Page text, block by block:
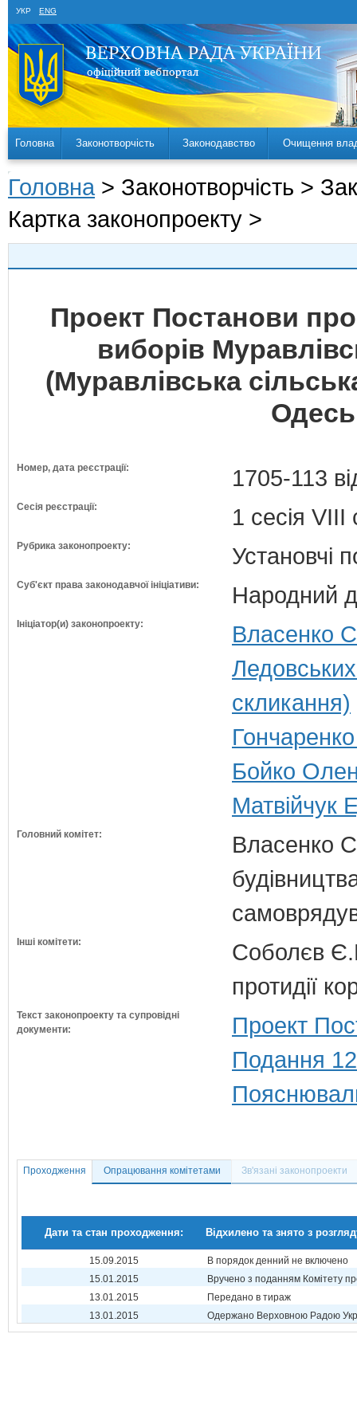
УКР ENG
Головна Законотворчість Законодавство Очищення
Головна > Законотворчість >
Картка законопроекту >
Проект Постанови
виборів
(Муравлівська
Номер, дата реєстрації: 1705-113
Сесія реєстрації: 1 сесія VIII
Рубрика законопроекту: Установчі
Суб'єкт права законодавчої ініціативи: Народний
Ініціатор(и) законопроекту:
Власенко
скликання)
Бойко
Матвійчук
Головний комітет:
Власенко
Інші комітети:
Соболєв
протидії
Текст законопроекту та супровідні
документи:
Проект
Подання
Проходження Опрацювання комітетами Зв'язані законопроекти
Дати та стан проходження: Відхилено та знято з
15.09.2015
В порядок денний не включено
15.01.2015
Вручено з поданням Комітету
13.01.2015
Передано в тираж
13.01.2015
Одержано Верховною Радою